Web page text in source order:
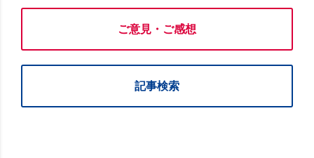
ご意見・ご感想
記事検索